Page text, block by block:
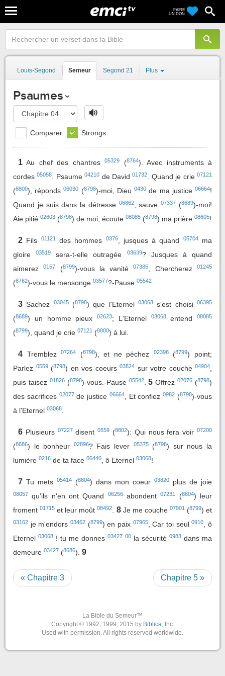
FAIRE
UN DON
Louis-Segond Semeur Segond 21 Plus
Psaumes
Comparer Strongs
1 Au chef des chantres05329 (8764). Avec instruments à
cordes05058 . Psaume04210 de David01732 . Quand je crie07121
(8800), réponds06030 (8798)-moi, Dieu0430 de ma justice06664!
Quand je suis dans la détresse 06862, sauve07337 (8689)-moi!
Aie pitié 02603 (8798) de moi, écoute 08085 (8798) ma prière 08605!
2 Fils 01121des hommes 0376, jusques à quand 05704ma
gloire03519 sera-t-elle outragée 03639? Jusques à quand
aimerez0157 (8799)-vous la vanité07385 , Chercherez01245
(8762)-vous le mensonge 03577?-Pause 05542
3 Sachez 03045(8798) que l'Eternel03068 s'est choisi06395
(8689) un homme pieux 02623; L'Eternel 03068entend 08085
(8799), quand je crie 07121 (8800) à lui.
4 Tremblez07264 (8798), et ne péchez 02398(8799) point;
Parlez 0559(8798) en vos coeurs 03824 sur votre couche 04904
puis taisez 01826(8798)-vous.-Pause 05542. 5 Offrez02076 (8798)
des sacrifices 02077 de justice 06664, Et confiez0982 (8798)-vous
à l'Eternel 03068
6 Plusieurs 07227 disent0559 (8802): Qui nous fera voir07200
(8686) le bonheur 02896? Fais lever 05375(8798) sur nous la
lumière 0216 de ta face 06440 , ô Eternel 03068!
7 Tu mets 05414 (8804) dans mon coeur 03820 plus de joie
08057 qu'ils n'en ont Quand 06256abondent07231 (8804) leur
froment01715 et leur moût08492 8 Je me couche 07901(8799) et
03162 je m'endors 03462 (8799) en paix 07965, Car toi seul0910
, ô
Eternel 03068 ! tu me donnes 03427 00 la sécurité 0983 dans ma
demeure 03427 (8686). 9
« Chapitre 3 Chapitre 5 »
La Bible du Semeur™
Copyright © 1992, 1999, 2015 by Biblica, Inc.
Used with permission. All rights reserved worldwide.